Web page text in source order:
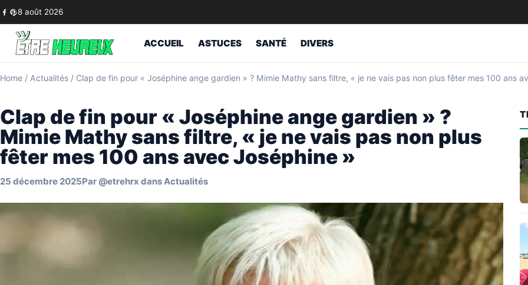
Skip to content
8 août 2026
ACCUEIL ASTUCES SANTÉ DIVERS
Home / Actualités / Clap de fin pour « Joséphine ange gardien » ? Mimie Mathy sans filtre, « je ne vais pas non plus fêter mes 100 ans
Clap de fin pour « Joséphine ange gardien » ?
Mimie Mathy sans filtre, « je ne vais pas non plus
fêter mes 100 ans avec Joséphine »
25 décembre 2025Par @etrehrx dansActualités